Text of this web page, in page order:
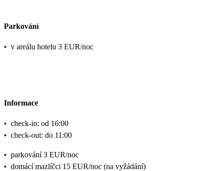
Parkování
• v areálu hotelu 3 EUR/noc
Informace
• check-in: od 16:00
• check-out: do 11:00
• parkování 3 EUR/noc
• domácí mazlíčci 15 EUR/noc (na vyžádání)